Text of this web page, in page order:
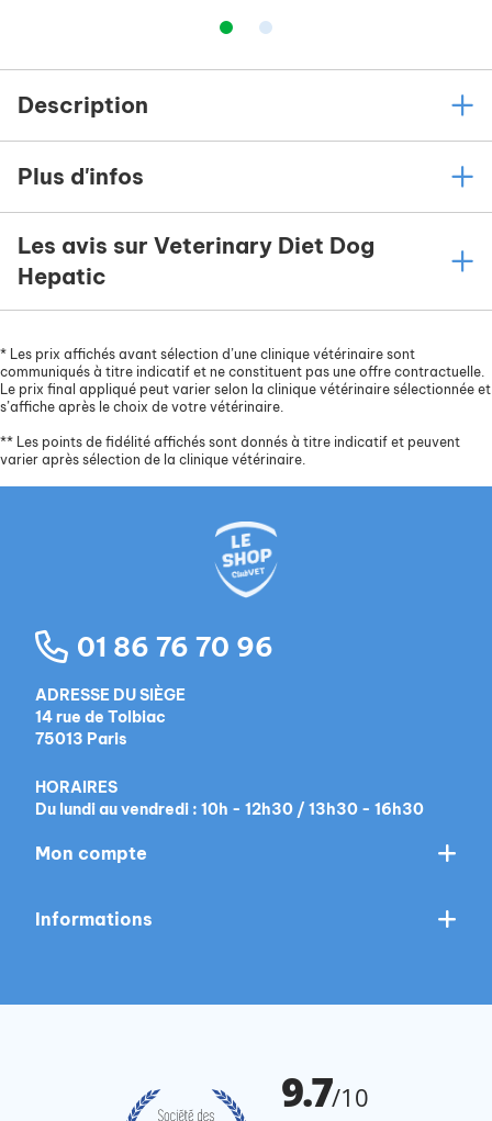
Description
Plus d'infos
Les avis sur Veterinary Diet Dog
Hepatic
* Les prix affichés avant sélection d’une clinique vétérinaire sont
communiqués à titre indicatif et ne constituent pas une offre contractuelle.
Le prix final appliqué peut varier selon la clinique vétérinaire sélectionnée et
s’affiche après le choix de votre vétérinaire.
** Les points de fidélité affichés sont donnés à titre indicatif et peuvent
varier après sélection de la clinique vétérinaire.
01 86 76 70 96
ADRESSE DU SIÈGE
14 rue de Tolbiac
75013 Paris
HORAIRES
Du lundi au vendredi : 10h - 12h30 / 13h30 - 16h30
Mon compte
Informations